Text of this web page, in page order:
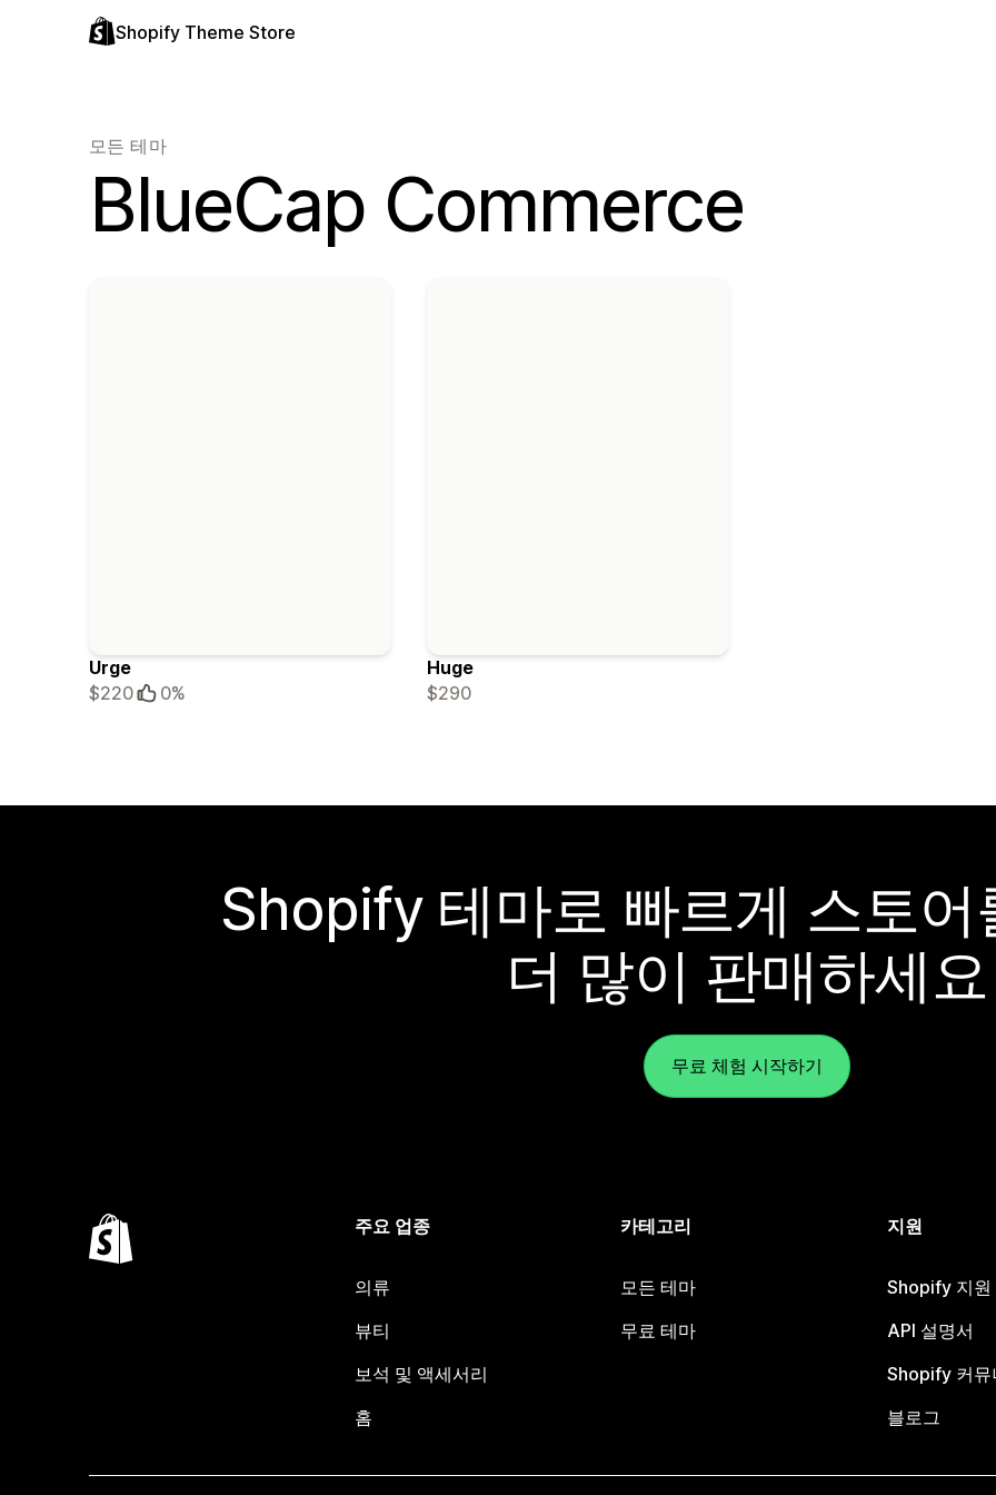
Shopify Theme Store
모든 테마
BlueCap Commerce
Urge
$220
0%
Huge
$290
Shopify 테마로 빠르게 스토어
더 많이 판매하세요
무료 체험 시작하기
주요 업종
의류
뷰티
보석 및 액세서리
홈
카테고리
모든 테마
무료 테마
지원
Shopify 지원
API 설명서
Shopify 커뮤
블로그